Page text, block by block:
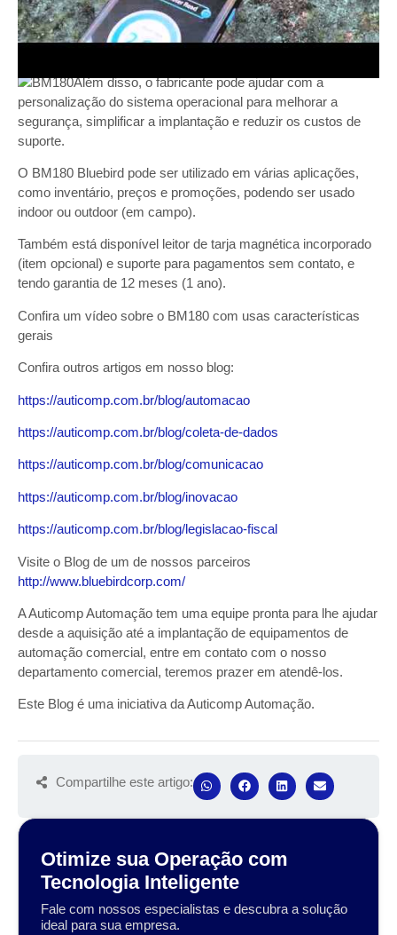
incluindo push to talk que permite uma comunicação eficiente
entre os funcionários, seja um para um ou um para muitos
Além disso, o fabricante pode ajudar com a
personalização do sistema operacional para melhorar a
segurança, simplificar a implantação e reduzir os custos de
suporte.
O BM180 Bluebird pode ser utilizado em várias aplicações,
como inventário, preços e promoções, podendo ser usado
indoor ou outdoor (em campo).
Também está disponível leitor de tarja magnética incorporado
(item opcional) e suporte para pagamentos sem contato, e
tendo garantia de 12 meses (1 ano).
Confira um vídeo sobre o BM180 com usas características
gerais
Confira outros artigos em nosso blog:
https://auticomp.com.br/blog/automacao
https://auticomp.com.br/blog/coleta-de-dados
https://auticomp.com.br/blog/comunicacao
https://auticomp.com.br/blog/inovacao
https://auticomp.com.br/blog/legislacao-fiscal
Visite o Blog de um de nossos parceiros
http://www.bluebirdcorp.com/
A Auticomp Automação tem uma equipe pronta para lhe ajudar
desde a aquisição até a implantação de equipamentos de
automação comercial, entre em contato com o nosso
departamento comercial, teremos prazer em atendê-los.
Este Blog é uma iniciativa da Auticomp Automação.
Compartilhe este artigo:
Otimize sua Operação com
Tecnologia Inteligente
Fale com nossos especialistas e descubra a solução
ideal para sua empresa.